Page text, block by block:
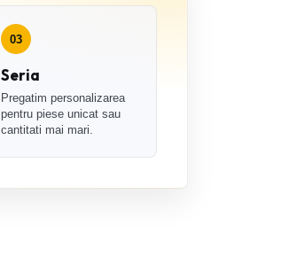
03
Seria
Pregatim personalizarea
pentru piese unicat sau
cantitati mai mari.